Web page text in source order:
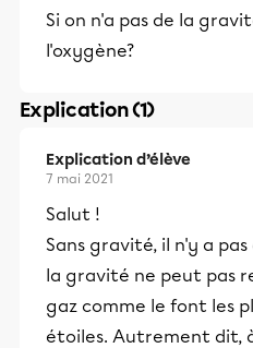
Si on n'a pas de la
l'oxygène?
Explication (1)
Explication d’élève
7 mai 2021
Salut !
Sans gravité, il n'y a
la gravité ne peut pas
gaz comme le font les
étoiles. Autrement dit,